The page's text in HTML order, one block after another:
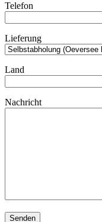
Telefon
Lieferung
Land
Nachricht